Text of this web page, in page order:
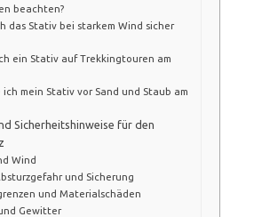
beachten?
das Stativ bei starkem Wind sicher
ein Stativ auf Trekkingtouren am
ich mein Stativ vor Sand und Staub am
Sicherheitshinweise für den
Wind
und Sicherung
und Materialschäden
Gewitter